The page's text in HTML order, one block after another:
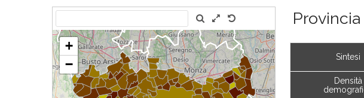
Provincia
Sintesi
Densità